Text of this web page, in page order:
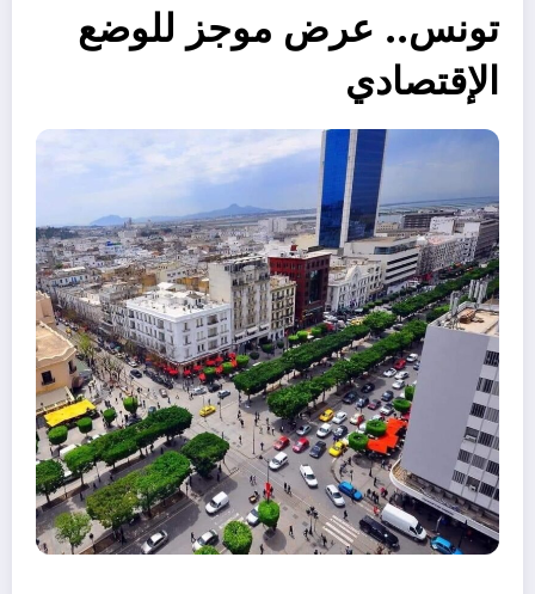
تونس.. عرض موجز للوضع
الإقتصادي